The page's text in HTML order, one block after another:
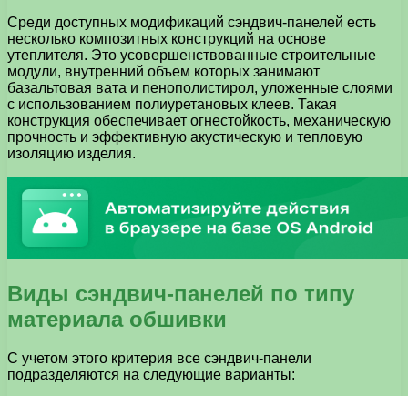
Среди доступных модификаций сэндвич-панелей есть
несколько композитных конструкций на основе
утеплителя. Это усовершенствованные строительные
модули, внутренний объем которых занимают
базальтовая вата и пенополистирол, уложенные слоями
с использованием полиуретановых клеев. Такая
конструкция обеспечивает огнестойкость, механическую
прочность и эффективную акустическую и тепловую
изоляцию изделия.
Виды сэндвич-панелей по типу
материала обшивки
С учетом этого критерия все сэндвич-панели
подразделяются на следующие варианты: